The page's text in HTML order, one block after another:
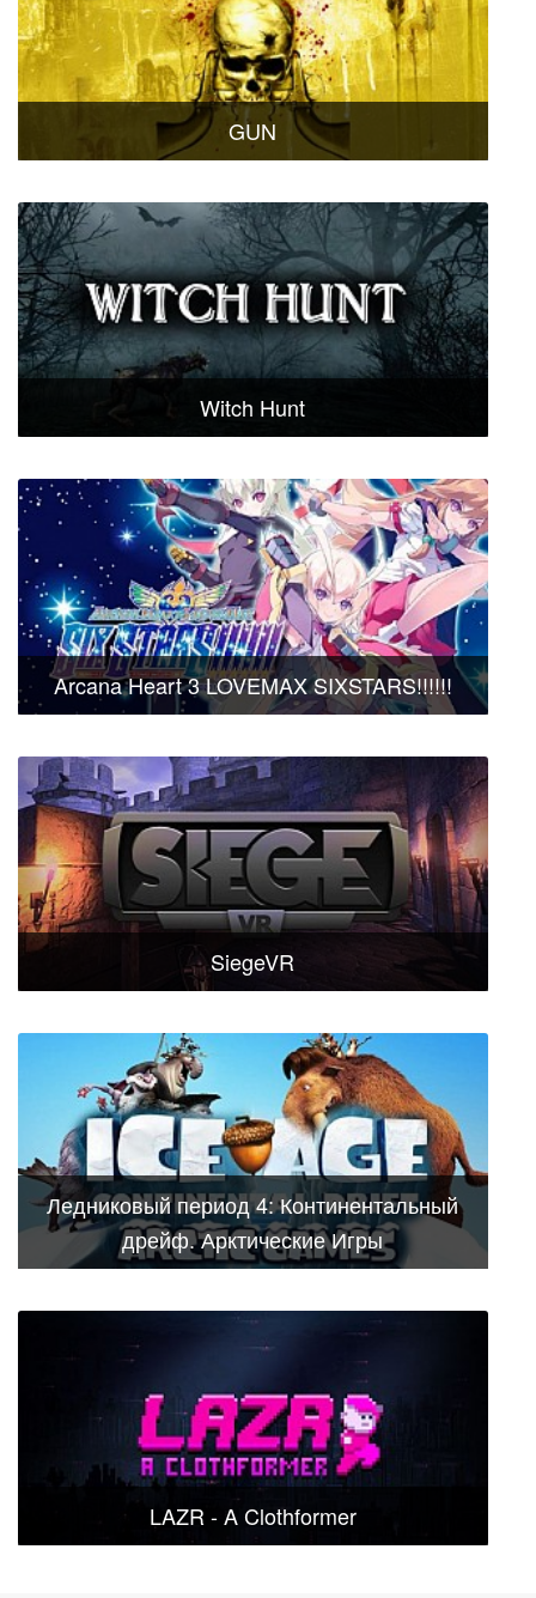
GUN
Witch Hunt
Arcana Heart 3 LOVEMAX SIXSTARS!!!!!!
SiegeVR
Ледниковый период 4: Континентальный
дрейф. Арктические Игры
LAZR - A Clothformer